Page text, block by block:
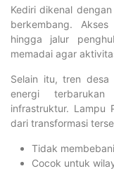
Kediri dikenal
berkembang.
hingga jalur
memadai agar
Selain itu, tren desa
energi
infrastruktur. Lampu
dari transformasi
Tidak
Cocok untuk